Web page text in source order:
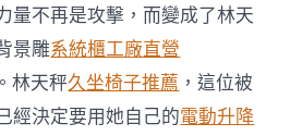
量不再是攻擊，而變成了林天
景雕系統櫃工廠直營
林天秤久坐椅子推薦 ，這位被
經決定要用她自己的電動升降